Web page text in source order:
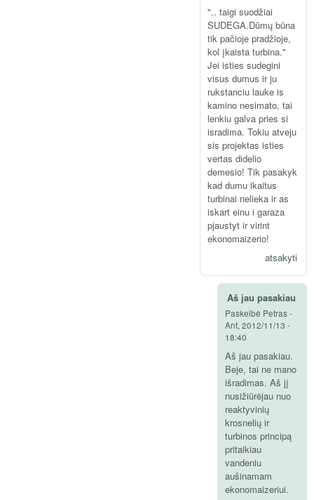
".. taigi suodžiai
SUDEGA.Dūmų būna
tik pačioje pradžioje,
kol įkaista turbina."
Jei isties sudegini
visus dumus ir ju
rukstanciu lauke is
kamino nesimato, tai
lenkiu galva pries si
isradima. Tokiu atveju
sis projektas isties
vertas didelio
demesio! Tik pasakyk
kad dumu ikaitus
turbinai nelieka ir as
iskart einu i garaza
pjaustyt ir virint
ekonomaizerio!
atsakyti
Aš jau pasakiau
Paskelbė Petras-
Ant, 2012/11/13 -
18:40
Aš jau pasakiau.
Beje, tai ne mano
išradimas. Aš jį
nusižiūrėjau nuo
reaktyvinių
krosnelių ir
turbinos principą
pritaikiau
vandeniu
aušinamam
ekonomaizeriui.